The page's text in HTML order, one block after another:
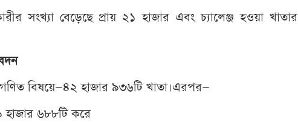
সংখ্যা বেড়েছে প্রায় ২১ হাজার এবং চ্যালেঞ্জ হওয়া খাতার
বিষয়ে—৪২ হাজার ৯৩৬টি খাতা।এরপর—
হাজার ৬৮৮টি করে